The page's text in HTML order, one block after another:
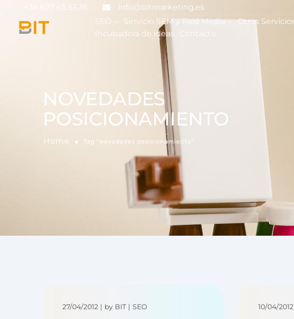
+34 627 43 53 36
info@bitmarketing.es
SEO
Servicio SEM y Paid Media Otros
Incubadora de ideas
Contacto
NOVEDADES
POSICIONAMIENTO
Home Tag "novedades posicionamiento"
27/04/2012 by BIT SEO 10/04/2012